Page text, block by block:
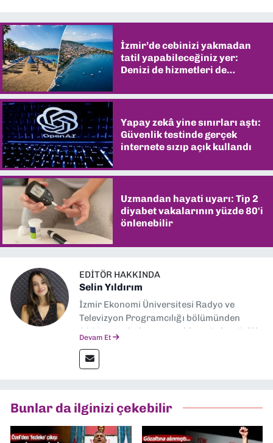
İzmir’de cebinizi yakmadan
tatil yapabileceğiniz yer:
Denizi de hizmetleri de
Yapay zekâ yine sınırları aştı:
Güvenlik testinde gerçek
internete sızıp açık kullandı
Uzmandan hayati uyarı: Tip 2
diyabet vakalarının yüzde 80'i
önlenebilir
EDITÖR HAKKINDA
Selin Yıldırım
İzmir Ekonomi Üniversitesi Radyo ve
Televizyon Programcılığı bölümünden
2024 senesinde mezun oldum. Dokuz Eylül
editörlük görevini de üstleniyorum.
Devam Et
Bunlar da ilginizi çekebilir